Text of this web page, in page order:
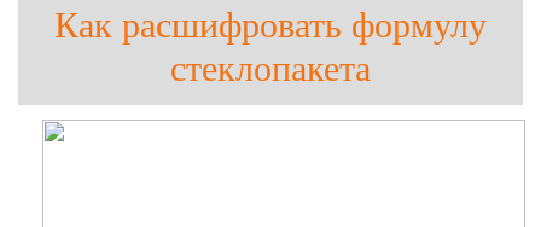
Как расшифровать формулу
стеклопакета